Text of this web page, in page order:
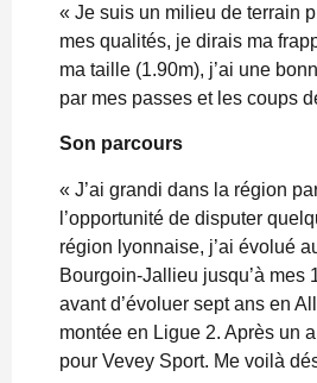
« Je suis un milieu de terrain
mes qualités, je dirais ma
ma taille (1.90m), j’ai une
par mes passes et les coups
Son parcours
« J’ai grandi dans la région
l’opportunité de disputer
région lyonnaise, j’ai évolué
Bourgoin-Jallieu jusqu’à mes
avant d’évoluer sept ans en
montée en Ligue 2. Après un
pour Vevey Sport. Me voilà